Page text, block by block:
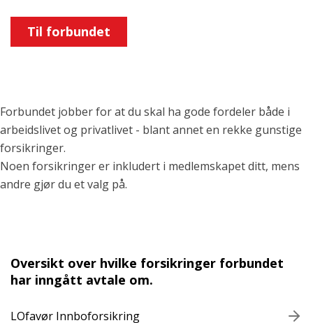
Til forbundet
Forbundet jobber for at du skal ha gode fordeler både i
arbeidslivet og privatlivet - blant annet en rekke gunstige
forsikringer.
Noen forsikringer er inkludert i medlemskapet ditt, mens
andre gjør du et valg på.
Oversikt over hvilke forsikringer forbundet
har inngått avtale om.
LOfavør Innboforsikring